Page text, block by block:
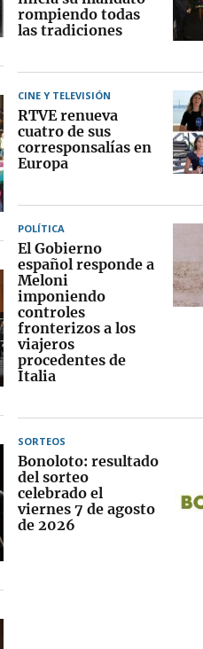
rompiendo todas
las tradiciones
CINE Y TELEVISIÓN
RTVE renueva
cuatro de sus
corresponsalías en
Europa
POLÍTICA
El Gobierno
español responde a
Meloni
imponiendo
controles
fronterizos a los
viajeros
procedentes de
Italia
SORTEOS
Bonoloto: resultado
del sorteo
celebrado el
viernes 7 de agosto
de 2026